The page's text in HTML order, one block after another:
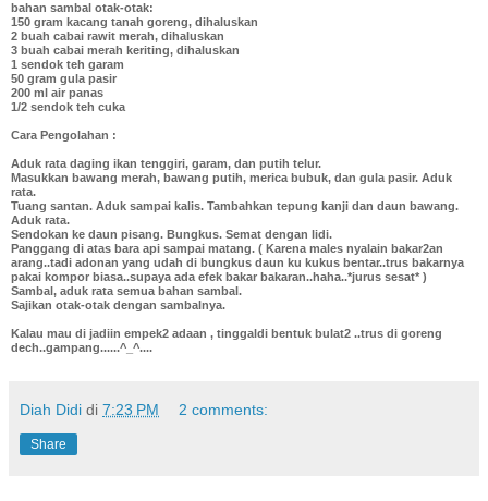
bahan sambal otak-otak:
150 gram kacang tanah goreng, dihaluskan
2 buah cabai rawit merah, dihaluskan
3 buah cabai merah keriting, dihaluskan
1 sendok teh garam
50 gram gula pasir
200 ml air panas
1/2 sendok teh cuka
Cara Pengolahan :
Aduk rata daging ikan tenggiri, garam, dan putih telur.
Masukkan bawang merah, bawang putih, merica bubuk, dan gula pasir. Aduk
rata.
Tuang santan. Aduk sampai kalis. Tambahkan tepung kanji dan daun bawang.
Aduk rata.
Sendokan ke daun pisang. Bungkus. Semat dengan lidi.
Panggang di atas bara api sampai matang. ( Karena males nyalain bakar2an
arang..tadi adonan yang udah di bungkus daun ku kukus bentar..trus bakarnya
pakai kompor biasa..supaya ada efek bakar bakaran..haha..*jurus sesat* )
Sambal, aduk rata semua bahan sambal.
Sajikan otak-otak dengan sambalnya.
Kalau mau di jadiin empek2 adaan , tinggaldi bentuk bulat2 ..trus di goreng
dech..gampang......^_^....
Diah Didi di 7:23 PM 2 comments:
Share